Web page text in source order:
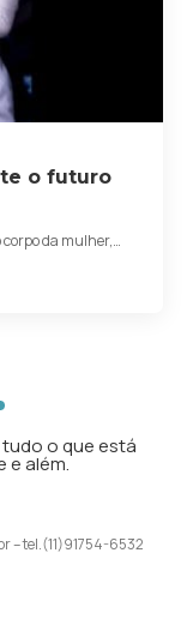
o futuro
da mulher,…
o que está
e além.
– tel.(11)91754-6532